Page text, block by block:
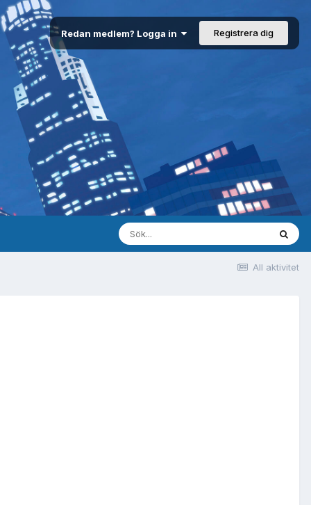
Redan medlem? Logga in Registrera dig
All aktivitet